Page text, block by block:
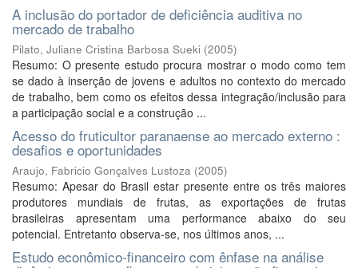
A inclusão do portador de deficiência auditiva no
mercado de trabalho
Pilato, Juliane Cristina Barbosa Sueki (2005)
Resumo: O presente estudo procura mostrar o modo como tem
se dado à inserção de jovens e adultos no contexto do mercado
de trabalho, bem como os efeitos dessa integração/inclusão para
a participação social e a construção ...
Acesso do fruticultor paranaense ao mercado externo :
desafios e oportunidades
Araujo, Fabricio Gonçalves Lustoza (2005)
Resumo: Apesar do Brasil estar presente entre os três maiores
produtores mundiais de frutas, as exportações de frutas
brasileiras apresentam uma performance abaixo do seu
potencial. Entretanto observa-se, nos últimos anos, ...
Estudo econômico-financeiro com ênfase na análise